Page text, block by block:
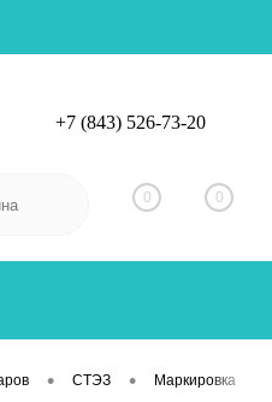
Вход
+7 (843) 526-73-20
0 0
• СТЭЗ • Маркировка